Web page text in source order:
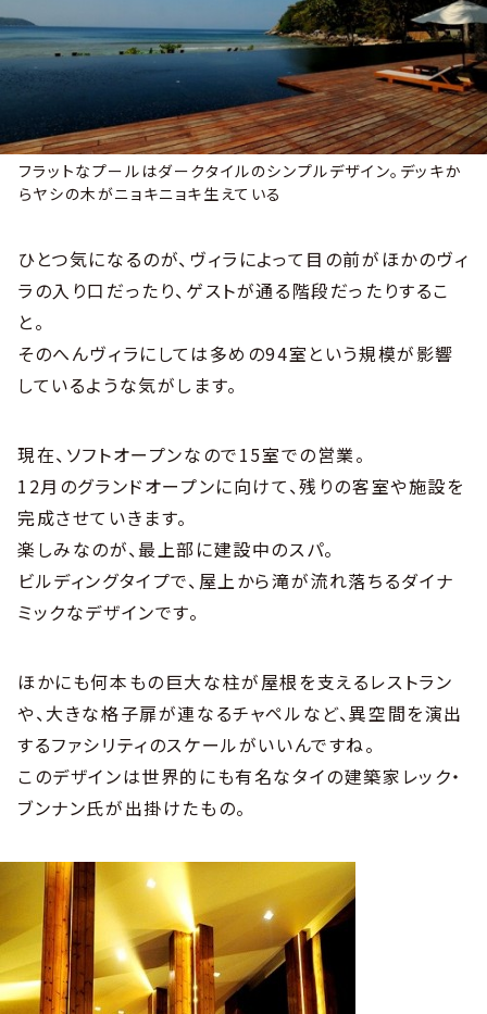
フラットなプールはダークタイルのシンプルデザイン。デッキか
らヤシの木がニョキニョキ生えている
ひとつ気になるのが、ヴィラによって目の前がほかのヴィ
ラの入り口だったり、ゲストが通る階段だったりするこ
と。
そのへんヴィラにしては多めの94室という規模が影響
しているような気がします。
現在、ソフトオープンなので15室での営業。
12月のグランドオープンに向けて、残りの客室や施設を
完成させていきます。
楽しみなのが、最上部に建設中のスパ。
ビルディングタイプで、屋上から滝が流れ落ちるダイナ
ミックなデザインです。
ほかにも何本もの巨大な柱が屋根を支えるレストラン
や、大きな格子扉が連なるチャペルなど、異空間を演出
するファシリティのスケールがいいんですね。
このデザインは世界的にも有名なタイの建築家レック・
ブンナン氏が出掛けたもの。